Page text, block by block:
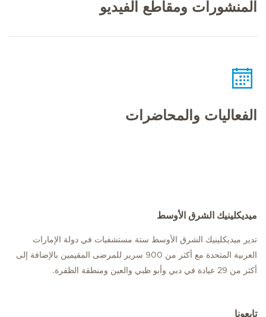
المنشورات ومقاطع الفيديو
الفعاليات والمحاضرات
ميديكلينيك الشرق الأوسط
تدير ميديكلينيك الشرق الأوسط ستة مستشفيات في دولة الإمارات
العربية المتحدة مع أكثر من 900 سرير للمرضى المقيمين بالإضافة إلى
أكثر من 29 عيادة في دبي وأبو ظبي والعين ومنطقة الظفرة.
تابعونا